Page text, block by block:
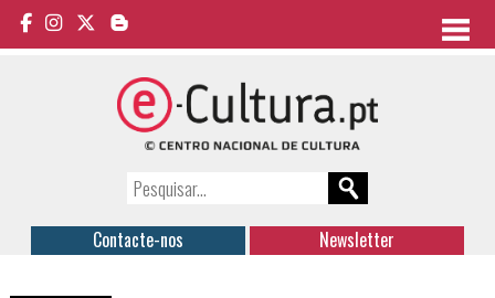
Contacte-nos Newsletter